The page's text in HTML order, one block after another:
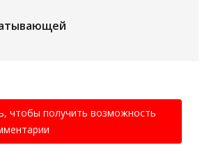
чтобы получить возможность